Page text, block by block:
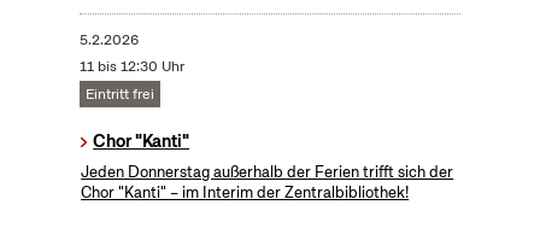
5.2.2026
11 bis 12:30 Uhr
Eintritt frei
Chor "Kanti"
Jeden Donnerstag außerhalb der Ferien trifft sich der
Chor "Kanti" – im Interim der Zentralbibliothek!